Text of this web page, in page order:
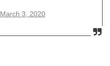
March 3, 2020